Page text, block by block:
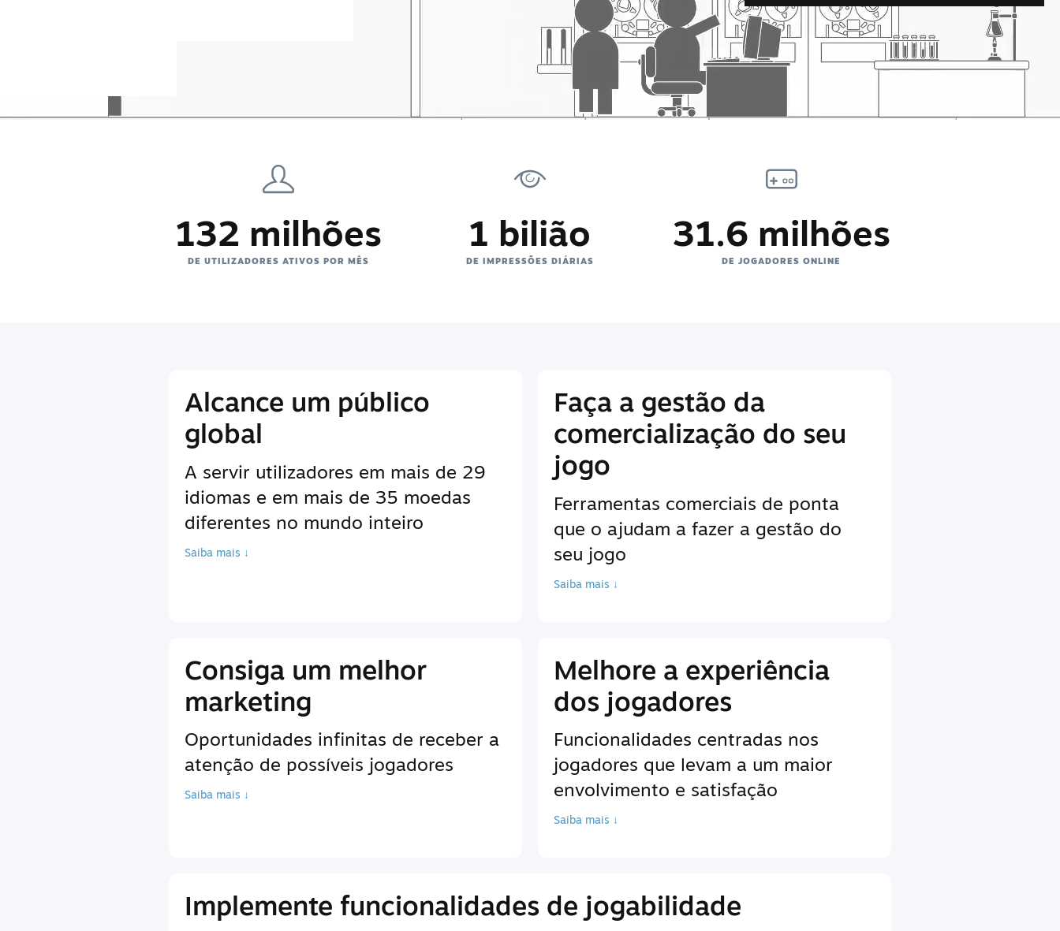
132 milhões
DE UTILIZADORES ATIVOS POR MÊS
1 bilião
DE IMPRESSÕES DIÁRIAS
31.6 milhões
DE JOGADORES ONLINE
Alcance um público
global
A servir utilizadores em mais de 29
idiomas e em mais de 35 moedas
diferentes no mundo inteiro
Saiba mais ↓
Faça a gestão da
comercialização do seu
jogo
Ferramentas comerciais de ponta
que o ajudam a fazer a gestão do
seu jogo
Saiba mais ↓
Consiga um melhor
marketing
Oportunidades infinitas de receber a
atenção de possíveis jogadores
Saiba mais ↓
Melhore a experiência
dos jogadores
Funcionalidades centradas nos
jogadores que levam a um maior
envolvimento e satisfação
Saiba mais ↓
Implemente funcionalidades de jogabilidade